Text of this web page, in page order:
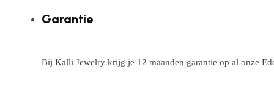
Garantie
Bij Kalli Jewelry krijg je 12 maanden garantie op al onze